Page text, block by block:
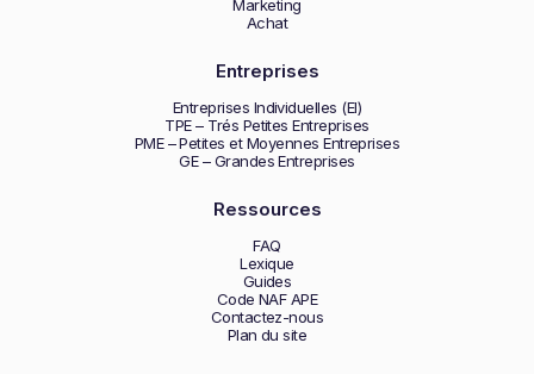
Marketing
Achat
Entreprises
Entreprises Individuelles (EI)
TPE – Trés Petites Entreprises
PME – Petites et Moyennes Entreprises
GE – Grandes Entreprises
Ressources
FAQ
Lexique
Guides
Code NAF APE
Contactez-nous
Plan du site